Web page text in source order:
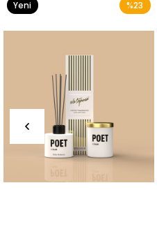
%23
Yeni